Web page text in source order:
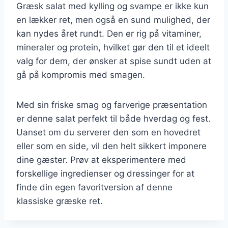
Græsk salat med kylling og svampe er ikke kun
en lækker ret, men også en sund mulighed, der
kan nydes året rundt. Den er rig på vitaminer,
mineraler og protein, hvilket gør den til et ideelt
valg for dem, der ønsker at spise sundt uden at
gå på kompromis med smagen.
Med sin friske smag og farverige præsentation
er denne salat perfekt til både hverdag og fest.
Uanset om du serverer den som en hovedret
eller som en side, vil den helt sikkert imponere
dine gæster. Prøv at eksperimentere med
forskellige ingredienser og dressinger for at
finde din egen favoritversion af denne
klassiske græske ret.